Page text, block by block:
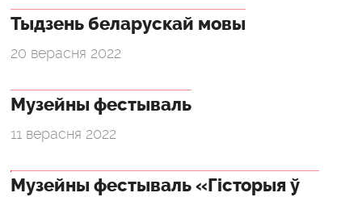
Тыдзень беларускай мовы
20 верасня 2022
Музейны фестываль
11 верасня 2022
Музейны фестываль «Гісторыя ў